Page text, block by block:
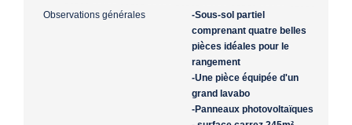
Observations générales
-Sous-sol partiel
comprenant quatre belles
pièces idéales pour le
rangement
-Une pièce équipée d'un
grand lavabo
-Panneaux photovoltaïques